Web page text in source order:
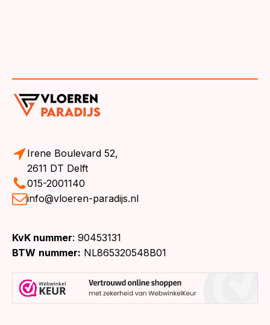
Irene Boulevard 52,
2611 DT Delft
015-2001140
info@vloeren-paradijs.nl
KvK nummer: 90453131
BTW nummer: NL865320548B01